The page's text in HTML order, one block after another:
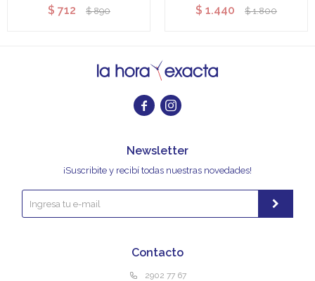
$ 712 $ 890 $ 1.440 $ 1.800
 
Contacto
2902 77 67
Newsletter
¡Suscribite y recibí todas nuestras novedades!